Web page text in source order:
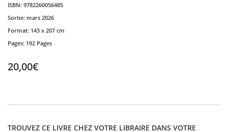
ISBN: 9782260056485
Sortie: mars 2026
Format: 143 x 207 cm
Pages: 192 Pages
20,00€
TROUVEZ CE LIVRE CHEZ VOTRE LIBRAIRE DANS VOTRE